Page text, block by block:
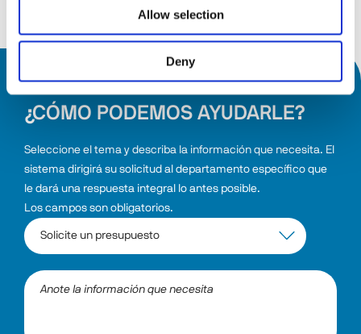
Allow selection
Deny
¿CÓMO PODEMOS AYUDARLE?
Seleccione el tema y describa la información que necesita. El
sistema dirigirá su solicitud al departamento específico que
le dará una respuesta integral lo antes posible.
Los campos son obligatorios.